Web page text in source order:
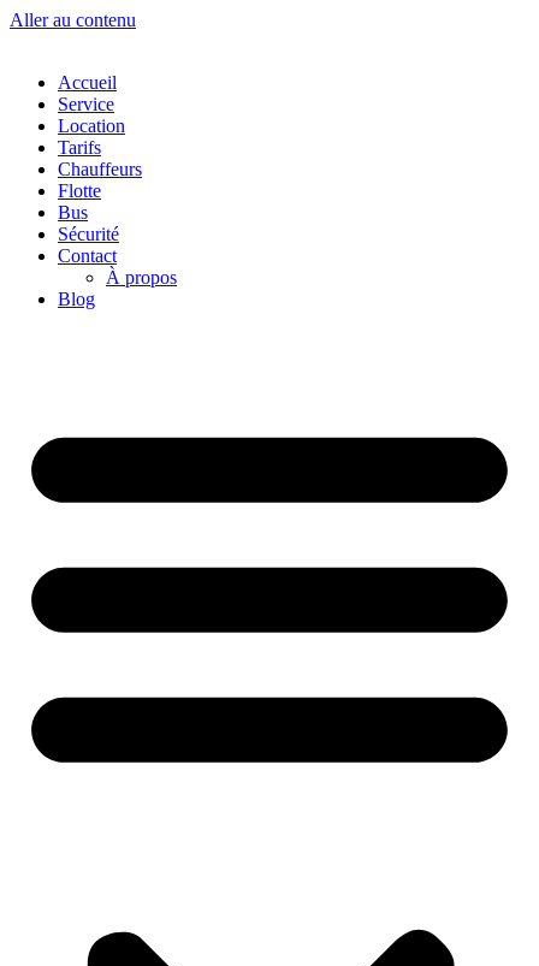
Aller au contenu
Accueil
Service
Location
Tarifs
Chauffeurs
Flotte
Bus
Sécurité
Contact
À propos
Blog